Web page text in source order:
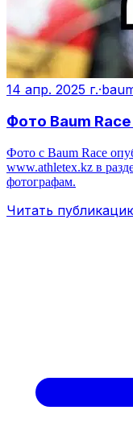
14 апр. 2025 г.·
Фото Baum
Фото с Baum Race
www.athletex.kz в
фотографам.
Читать